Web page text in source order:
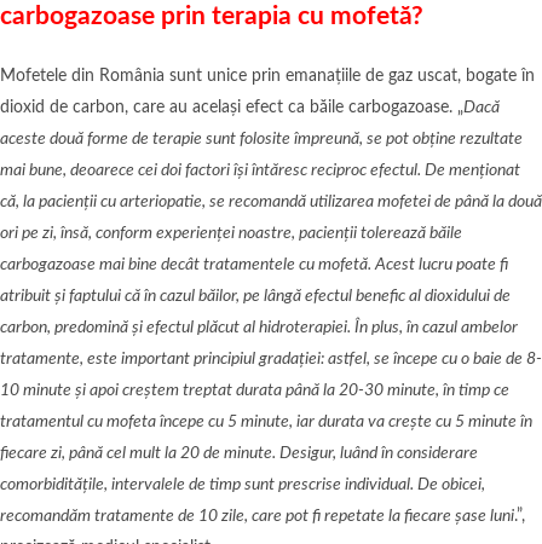
carbogazoase prin terapia cu mofetă?
Mofetele din România sunt unice prin emanațiile de gaz uscat, bogate în
dioxid de carbon, care au același efect ca băile carbogazoase. „Dacă
aceste două forme de terapie sunt folosite împreună, se pot obține rezultate
mai bune, deoarece cei doi factori își întăresc reciproc efectul. De menționat
că, la pacienții cu arteriopatie, se recomandă utilizarea mofetei de până la două
ori pe zi, însă, conform experienței noastre, pacienții tolerează băile
carbogazoase mai bine decât tratamentele cu mofetă. Acest lucru poate fi
atribuit și faptului că în cazul băilor, pe lângă efectul benefic al dioxidului de
carbon, predomină și efectul plăcut al hidroterapiei. În plus, în cazul ambelor
tratamente, este important principiul gradației: astfel, se începe cu o baie de 8-
10 minute și apoi creștem treptat durata până la 20-30 minute, în timp ce
tratamentul cu mofeta începe cu 5 minute, iar durata va crește cu 5 minute în
fiecare zi, până cel mult la 20 de minute. Desigur, luând în considerare
comorbiditățile, intervalele de timp sunt prescrise individual. De obicei,
recomandăm tratamente de 10 zile, care pot fi repetate la fiecare șase luni.”,